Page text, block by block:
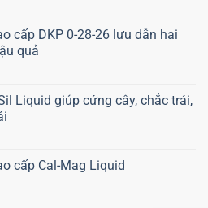
cấp DKP 0-28-26 lưu dẫn hai
quả
Liquid giúp cứng cây, chắc trái,
cấp Cal-Mag Liquid